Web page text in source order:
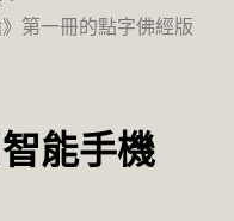
第一冊的點字佛經版
智能手機